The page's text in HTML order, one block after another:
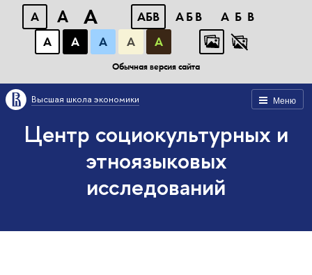
A A A АБВ АБВ
АБВ
А
А А А А
Обычная версия сайта
Меню
Высшая школа экономики
Центр социокультурных и
этноязыковых
исследований